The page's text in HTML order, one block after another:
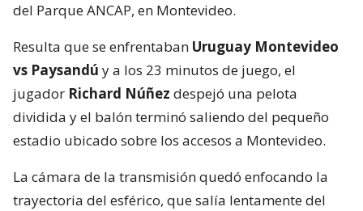
del Parque ANCAP, en Montevideo.
Resulta que se enfrentaban Uruguay Montevideo
vs Paysandú y a los 23 minutos de juego, el
jugador Richard Núñez despejó una pelota
dividida y el balón terminó saliendo del pequeño
estadio ubicado sobre los accesos a Montevideo.
La cámara de la transmisión quedó enfocando la
trayectoria del esférico, que salía lentamente del